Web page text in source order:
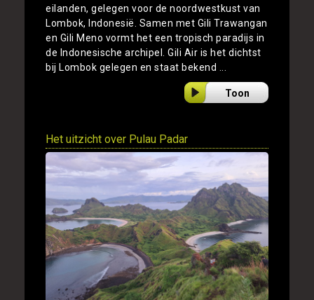
eilanden, gelegen voor de noordwestkust van
Lombok, Indonesië. Samen met Gili Trawangan
en Gili Meno vormt het een tropisch paradijs in
de Indonesische archipel. Gili Air is het dichtst
bij Lombok gelegen en staat bekend ...
Toon
Het uitzicht over Pulau Padar